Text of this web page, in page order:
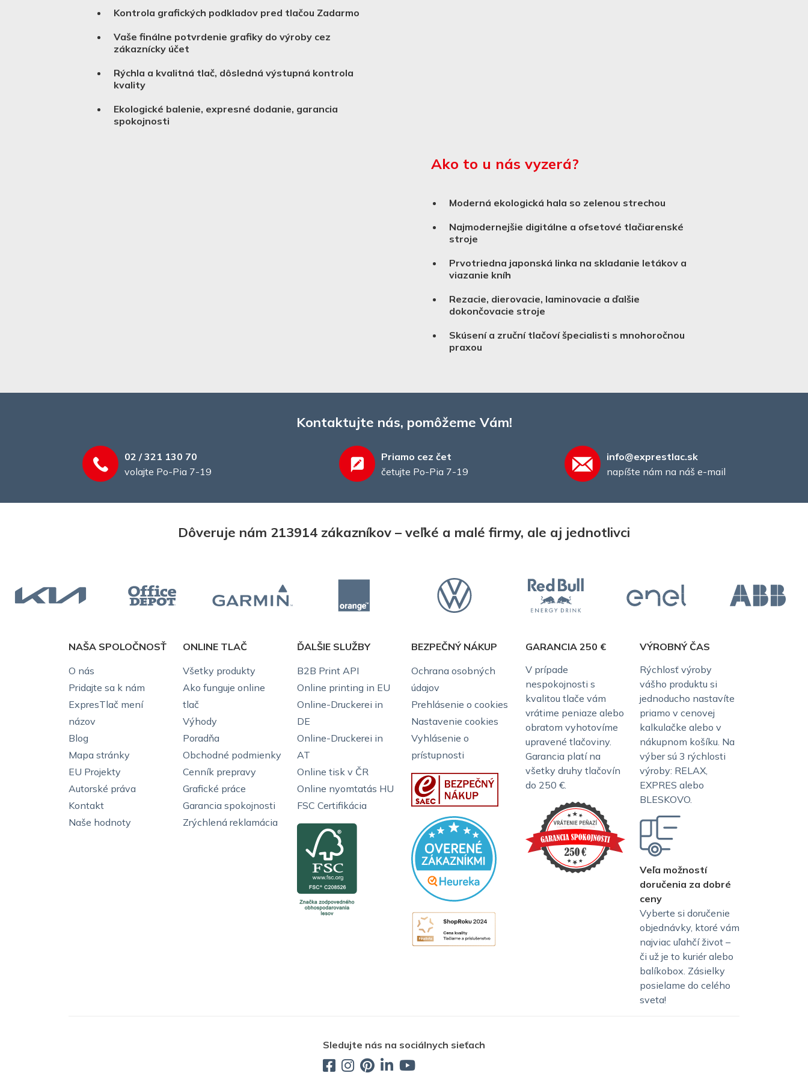
Kontrola grafických podkladov pred tlačou Zadarmo
Vaše finálne potvrdenie grafiky do výroby cez
zákaznícky účet
Rýchla a kvalitná tlač, dôsledná výstupná kontrola
kvality
Ekologické balenie, expresné dodanie, garancia
spokojnosti
Ako to u nás vyzerá?
Moderná ekologická hala so zelenou strechou
Najmodernejšie digitálne a ofsetové tlačiarenské
stroje
Prvotriedna japonská linka na skladanie letákov a
viazanie kníh
Rezacie, dierovacie, laminovacie a ďalšie
dokončovacie stroje
Skúsení a zruční tlačoví špecialisti s mnohoročnou
praxou
Kontaktujte nás, pomôžeme Vám!
02 / 321 130 70
volajte Po-Pia 7-19
Priamo cez čet
četujte Po-Pia 7-19
info@exprestlac.sk
napíšte nám na náš e-mail
Dôveruje nám 213914 zákazníkov – veľké a malé firmy, ale aj jednotlivci
NAŠA SPOLOČNOSŤ
O nás
Pridajte sa k nám
ExpresTlač mení
názov
Blog
Mapa stránky
EU Projekty
Autorské práva
Kontakt
Naše hodnoty
ONLINE TLAČ
Všetky produkty
Ako funguje online
tlač
Výhody
Poradňa
Obchodné podmienky
Cenník prepravy
Grafické práce
Garancia spokojnosti
Zrýchlená reklamácia
ĎALŠIE SLUŽBY
B2B Print API
Online printing in EU
Online-Druckerei in
DE
Online-Druckerei in
AT
Online tisk v ČR
Online nyomtatás HU
FSC Certifikácia
BEZPEČNÝ NÁKUP
Ochrana osobných
údajov
Prehlásenie o cookies
Nastavenie cookies
Vyhlásenie o
prístupnosti
GARANCIA 250 €
V prípade
nespokojnosti s
kvalitou tlače vám
vrátime peniaze alebo
obratom vyhotovíme
upravené tlačoviny.
Garancia platí na
všetky druhy tlačovín
do 250 €.
VÝROBNÝ ČAS
Rýchlosť výroby
vášho produktu si
jednoducho nastavíte
priamo v cenovej
kalkulačke alebo v
nákupnom košíku. Na
výber sú 3 rýchlosti
výroby: RELAX,
EXPRES alebo
BLESKOVO.
Veľa možností
doručenia za dobré
ceny
Vyberte si doručenie
objednávky, ktoré vám
najviac uľahčí život –
či už je to kuriér alebo
balíkobox. Zásielky
posielame do celého
sveta!
Sledujte nás na sociálnych sieťach